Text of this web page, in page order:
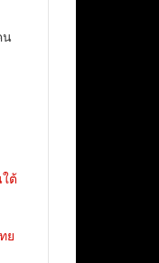
น
ต้
ย